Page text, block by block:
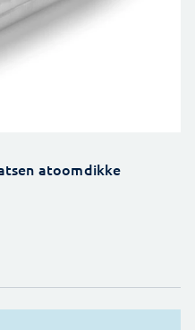
atoomdikke